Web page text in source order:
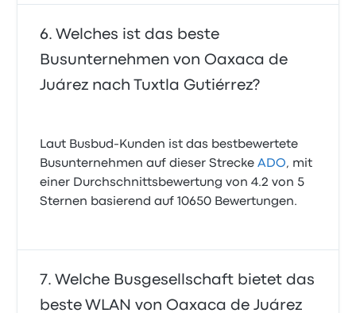
Welches ist das beste
Busunternehmen von Oaxaca de
Juárez nach Tuxtla Gutiérrez?
Laut Busbud-Kunden ist das bestbewertete
Busunternehmen auf dieser StreckeADO, mit
einer Durchschnittsbewertung von 4.2 von 5
Sternen basierend auf 10650 Bewertungen.
Welche Busgesellschaft bietet das
beste WLAN von Oaxaca de Juárez